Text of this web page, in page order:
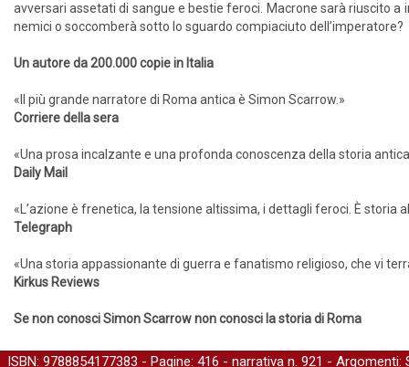
avversari assetati di sangue e bestie feroci. Macrone sarà riuscito a
nemici o soccomberà sotto lo sguardo compiaciuto dell’imperatore?
Un autore da 200.000 copie in Italia
«Il più grande narratore di Roma antica è Simon Scarrow.»
Corriere della sera
«Una prosa incalzante e una profonda conoscenza della storia
Daily Mail
«L’azione è frenetica, la tensione altissima, i dettagli feroci. È storia
Telegraph
«Una storia appassionante di guerra e fanatismo religioso, che vi
Kirkus Reviews
Se non conosci Simon Scarrow non conosci la storia di Roma
ISBN: 9788854177383 - Pagine: 416 - narrativa n. 921 - Argomenti: